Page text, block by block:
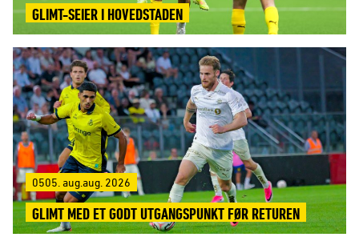
GLIMT-SEIER I HOVEDSTADEN
0505. aug.aug. 2026
GLIMT MED ET GODT UTGANGSPUNKT FØR RETUREN